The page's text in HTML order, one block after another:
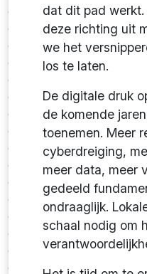
dat dit pad
deze richting uit
we het
los te laten.
De digitale druk
de komende
toenemen. Meer
cyberdreiging,
meer data, meer
gedeeld
ondraaglijk.
schaal nodig om